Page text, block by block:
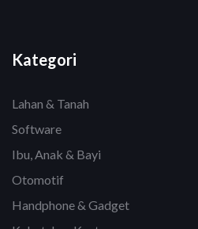
Kategori
Lahan & Tanah
Software
Ibu, Anak & Bayi
Otomotif
Handphone & Gadget